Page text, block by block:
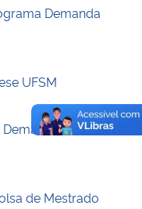
Demanda
UFSM
Social –
de Mestrado